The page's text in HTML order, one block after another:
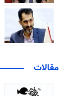
مقالات